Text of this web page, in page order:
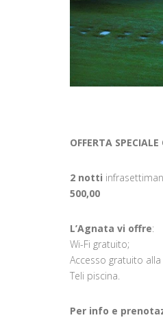
OFFERTA
2 notti
500,00
L’Agnata vi offre:
Wi-Fi gratuito;
Accesso gratuito
Teli piscina.
Per info e